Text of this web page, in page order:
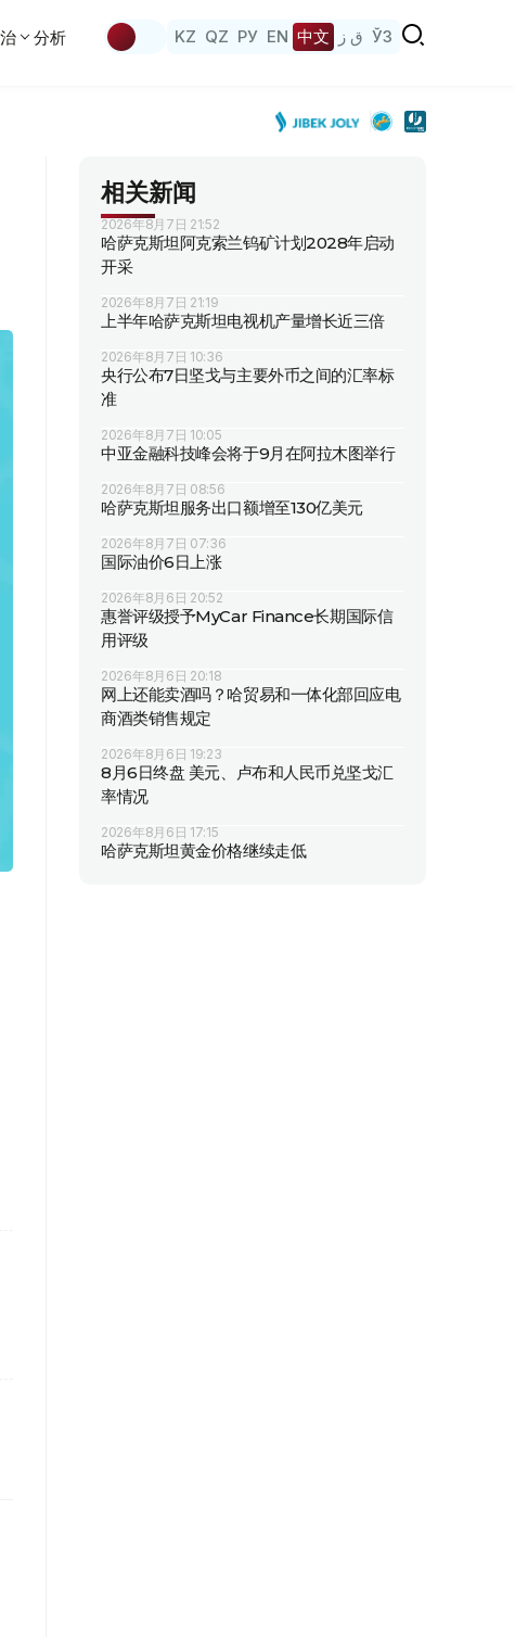
分析 KZ QZ РУ EN 中文 ق ز ЎЗ
相关新闻
2026年8月7日 21:52
哈萨克斯坦阿克索兰钨矿计划2028年启动
开采
2026年8月7日 21:19
上半年哈萨克斯坦电视机产量增长近三倍
2026年8月7日 10:36
央行公布7日坚戈与主要外币之间的汇率标
准
2026年8月7日 10:05
中亚金融科技峰会将于9月在阿拉木图举行
2026年8月7日 08:56
哈萨克斯坦服务出口额增至130亿美元
2026年8月7日 07:36
国际油价6日上涨
2026年8月6日 20:52
惠誉评级授予MyCar Finance长期国际信
用评级
2026年8月6日 20:18
网上还能卖酒吗？哈贸易和一体化部回应电
商酒类销售规定
2026年8月6日 19:23
8月6日终盘 美元、卢布和人民币兑坚戈汇
率情况
2026年8月6日 17:15
哈萨克斯坦黄金价格继续走低